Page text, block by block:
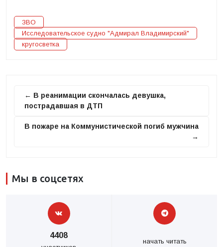
ЗВО
Исследовательское судно "Адмирал Владимирский"
кругосветка
← В реанимации скончалась девушка,
пострадавшая в ДТП
В пожаре на Коммунистической погиб мужчина
→
Мы в соцсетях
4408
начать читать